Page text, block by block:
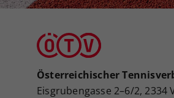
Österreichischer
Eisgrubengasse 2–6/2, 2334